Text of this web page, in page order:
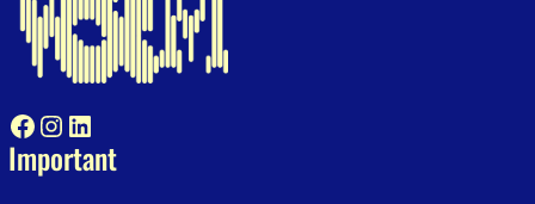
Facebook Instagram LinkedIn
Important